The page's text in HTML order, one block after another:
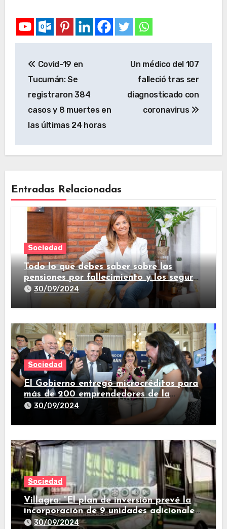
Covid-19 en
Tucumán: Se
registraron 384
casos y 8 muertes en
las últimas 24 horas
Un médico del 107
falleció tras ser
diagnosticado con
coronavirus
Entradas Relacionadas
Sociedad
Todo lo que debes saber sobre las
pensiones por fallecimiento y los seguros
de vida
30/09/2024
Sociedad
El Gobierno entregó microcréditos para
más de 200 emprendedores de la
provincia
30/09/2024
Sociedad
Villagra: “El plan de inversión prevé la
incorporación de 9 unidades adicionales
para 2025″
30/09/2024